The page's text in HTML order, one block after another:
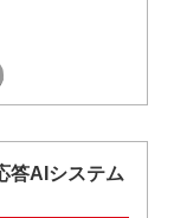
答AIシステム